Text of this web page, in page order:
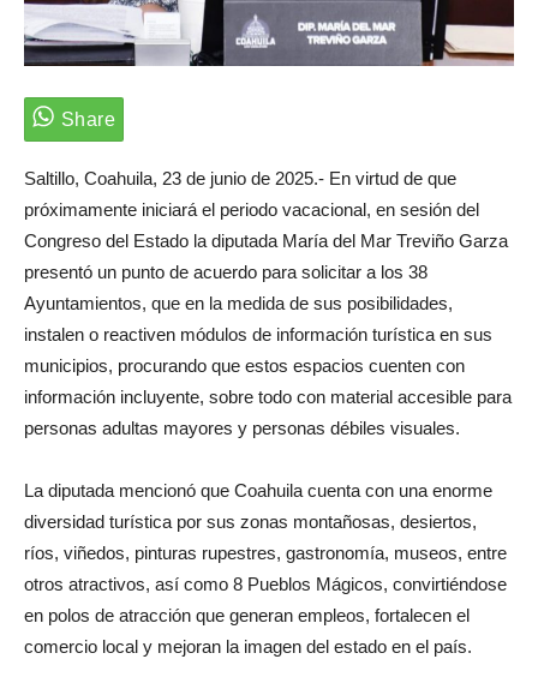
Saltillo, Coahuila, 23 de junio de 2025.- En virtud de que
próximamente iniciará el periodo vacacional, en sesión del
Congreso del Estado la diputada María del Mar Treviño Garza
presentó un punto de acuerdo para solicitar a los 38
Ayuntamientos, que en la medida de sus posibilidades,
instalen o reactiven módulos de información turística en sus
municipios, procurando que estos espacios cuenten con
información incluyente, sobre todo con material accesible para
personas adultas mayores y personas débiles visuales.
La diputada mencionó que Coahuila cuenta con una enorme
diversidad turística por sus zonas montañosas, desiertos,
ríos, viñedos, pinturas rupestres, gastronomía, museos, entre
otros atractivos, así como 8 Pueblos Mágicos, convirtiéndose
en polos de atracción que generan empleos, fortalecen el
comercio local y mejoran la imagen del estado en el país.